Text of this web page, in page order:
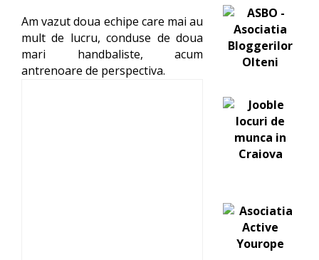
Am vazut doua echipe care mai au
mult de lucru, conduse de doua
mari handbaliste, acum
antrenoare de perspectiva.